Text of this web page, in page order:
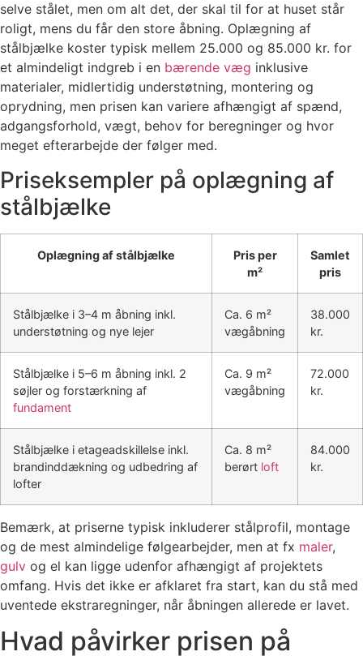
selve stålet, men om alt det, der skal til for at huset står
roligt, mens du får den store åbning. Oplægning af
stålbjælke koster typisk mellem 25.000 og 85.000 kr. for
et almindeligt indgreb i en bærende væg inklusive
materialer, midlertidig understøtning, montering og
oprydning, men prisen kan variere afhængigt af spænd,
adgangsforhold, vægt, behov for beregninger og hvor
meget efterarbejde der følger med.
Priseksempler på oplægning af
stålbjælke
Oplægning af stålbjælke
Pris per
m²
Samlet
pris
Stålbjælke i 3–4 m åbning inkl.
understøtning og nye lejer
Ca. 6 m²
vægåbning
38.000
kr.
Stålbjælke i 5–6 m åbning inkl. 2
søjler og forstærkning af
fundament
Ca. 9 m²
vægåbning
72.000
kr.
Stålbjælke i etageadskillelse inkl.
brandinddækning og udbedring af
lofter
Ca. 8 m²
berørt loft
84.000
kr.
Bemærk, at priserne typisk inkluderer stålprofil, montage
og de mest almindelige følgearbejder, men at fx maler,
gulv og el kan ligge udenfor afhængigt af projektets
omfang. Hvis det ikke er afklaret fra start, kan du stå med
uventede ekstraregninger, når åbningen allerede er lavet.
Hvad påvirker prisen på